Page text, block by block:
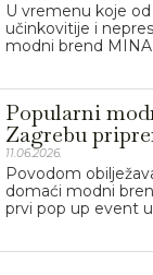
U vremenu koje
učinkovitije i
modni brend
Popularni
Zagrebu
11.06.2026.
Povodom
domaći modni
prvi pop up event